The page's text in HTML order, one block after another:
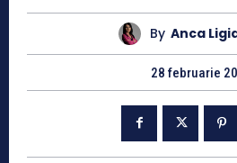
By Anca
28 februarie